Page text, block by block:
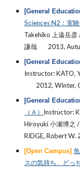
[General
Sciences N2：実
Takehiko 上遠岳彦
謙哉
2013,
[General
Instructor: KATO‚
2012, Winter,
[General
（Ａ） Instructor:
Hiroyuki 小瀬博之
RIDGE, Robert W.
[Open Campus]
スの気持ち、どっ